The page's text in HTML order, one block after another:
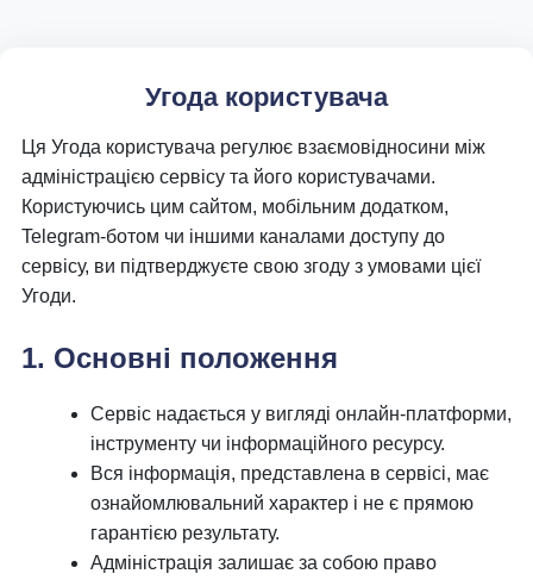
Угода користувача
Ця Угода користувача регулює взаємовідносини між
адміністрацією сервісу та його користувачами.
Користуючись цим сайтом, мобільним додатком,
Telegram-ботом чи іншими каналами доступу до
сервісу, ви підтверджуєте свою згоду з умовами цієї
Угоди.
1. Основні положення
Сервіс надається у вигляді онлайн-платформи,
інструменту чи інформаційного ресурсу.
Вся інформація, представлена в сервісі, має
ознайомлювальний характер і не є прямою
гарантією результату.
Адміністрація залишає за собою право